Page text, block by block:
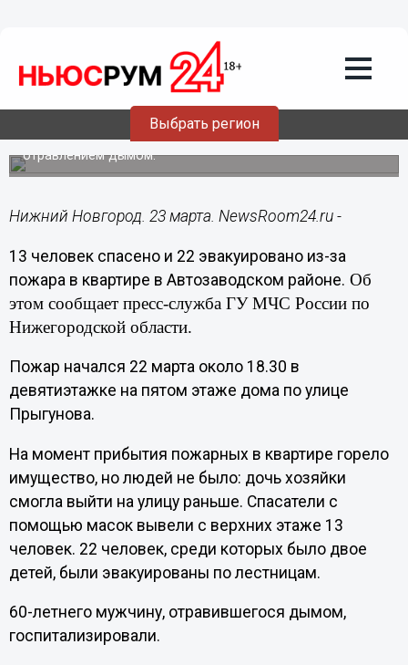
Выбрать регион
13 человек спасено и 22 эвакуировано
из-за пожара в квартире в
Автозаводском районе
Один пострадавший отправлен в больницу с
отравлением дымом.
Нижний Новгород. 23 марта. NewsRoom24.ru -
13 человек спасено и 22 эвакуировано из-за
пожара в квартире в Автозаводском районе. Об
этом сообщает пресс-служба ГУ МЧС России по
Нижегородской области.
Пожар начался 22 марта около 18.30 в
девятиэтажке на пятом этаже дома по улице
Прыгунова.
На момент прибытия пожарных в квартире горело
имущество, но людей не было: дочь хозяйки
смогла выйти на улицу раньше. Спасатели с
помощью масок вывели с верхних этаже 13
человек. 22 человек, среди которых было двое
детей, были эвакуированы по лестницам.
60-летнего мужчину, отравившегося дымом,
госпитализировали.